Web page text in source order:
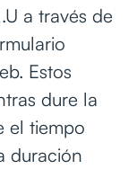
a través de
Estos
dure la
el tiempo
duración